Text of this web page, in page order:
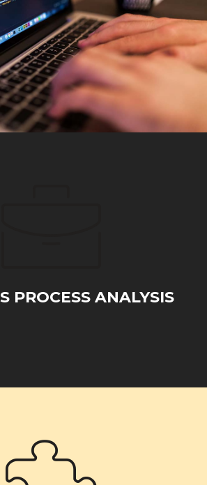
PROCESS ANALYSIS